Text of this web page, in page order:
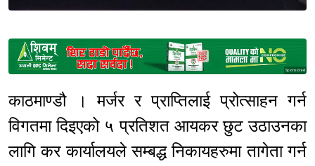
Sponsored
काठमाण्डौ । मर्जर र प्राप्तिलाई प्रोत्साहन गर्न
विगतमा दिइएको ५ प्रतिशत आयकर छुट उठाउनका
लागि कर कार्यालयले सम्बद्ध निकायहरुमा तागेता गर्न